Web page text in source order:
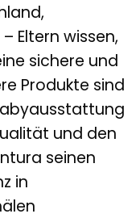
Eltern wissen,
sichere und
Produkte sind
und den
seinen
in